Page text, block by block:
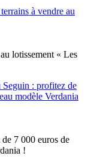
lotissement « Les
7 000 euros de
!